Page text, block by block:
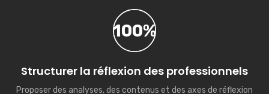
100%
Structurer la réflexion des professionnels
Proposer des analyses, des contenus et des axes de réflexion